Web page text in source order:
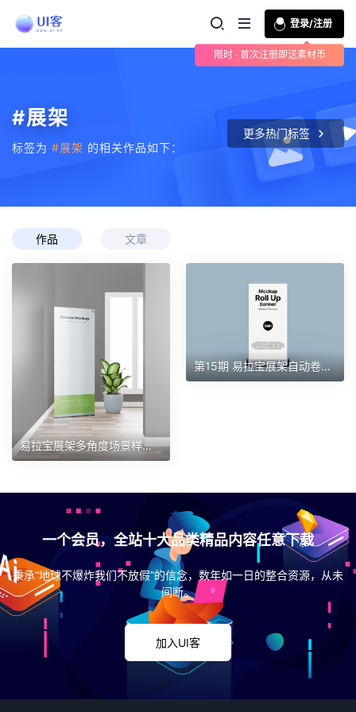
登录/注册
限时 · 首次注册即送素材币
#展架
标签为 #展架 的相关作品如下：
更多热门标签
作品 文章
易拉宝展架多角度场景样机 第82期
第15期 易拉宝展架自动卷起横幅海报样机
一个会员，全站十大品类精品内容任意下载
秉承“地球不爆炸我们不放假”的信念，数年如一日的整合资源，从未
间断。
加入UI客